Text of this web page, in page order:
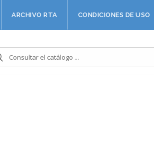
ARCHIVO RTA CONDICIONES DE USO